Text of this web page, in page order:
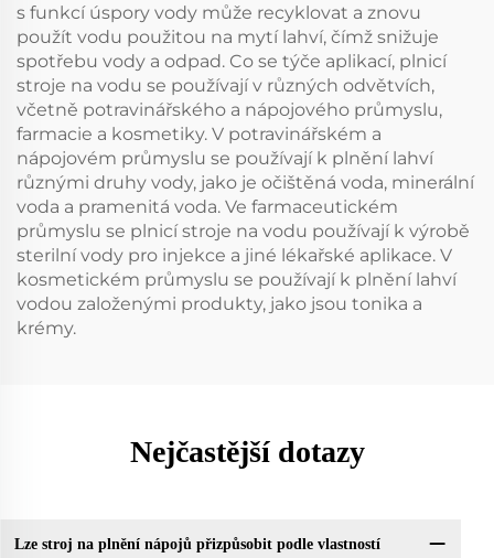
s funkcí úspory vody může recyklovat a znovu
použít vodu použitou na mytí lahví, čímž snižuje
spotřebu vody a odpad. Co se týče aplikací, plnicí
stroje na vodu se používají v různých odvětvích,
včetně potravinářského a nápojového průmyslu,
farmacie a kosmetiky. V potravinářském a
nápojovém průmyslu se používají k plnění lahví
různými druhy vody, jako je očištěná voda, minerální
voda a pramenitá voda. Ve farmaceutickém
průmyslu se plnicí stroje na vodu používají k výrobě
sterilní vody pro injekce a jiné lékařské aplikace. V
kosmetickém průmyslu se používají k plnění lahví
vodou založenými produkty, jako jsou tonika a
krémy.
Nejčastější dotazy
Lze stroj na plnění nápojů přizpůsobit podle vlastností